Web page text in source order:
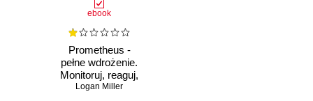
ebook
Prometheus -
pełne wdrożenie.
Monitoruj, reaguj,
optymalizuj
Logan Miller